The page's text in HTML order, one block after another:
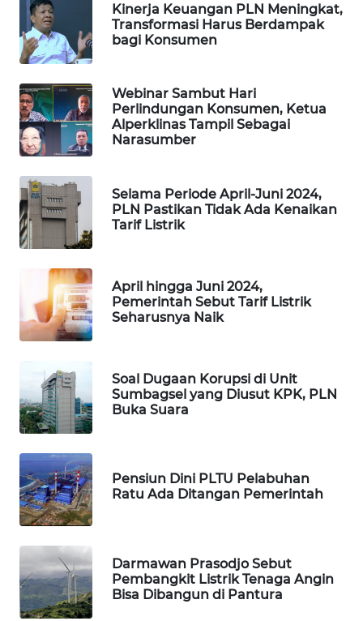
Kinerja Keuangan PLN Meningkat,
Transformasi Harus Berdampak
bagi Konsumen
Webinar Sambut Hari
Perlindungan Konsumen, Ketua
Alperklinas Tampil Sebagai
Narasumber
Selama Periode April-Juni 2024,
PLN Pastikan Tidak Ada Kenaikan
Tarif Listrik
April hingga Juni 2024,
Pemerintah Sebut Tarif Listrik
Seharusnya Naik
Soal Dugaan Korupsi di Unit
Sumbagsel yang Diusut KPK, PLN
Buka Suara
Pensiun Dini PLTU Pelabuhan
Ratu Ada Ditangan Pemerintah
Darmawan Prasodjo Sebut
Pembangkit Listrik Tenaga Angin
Bisa Dibangun di Pantura
AKHLAK
ID
NEWS
SONYA
ASA